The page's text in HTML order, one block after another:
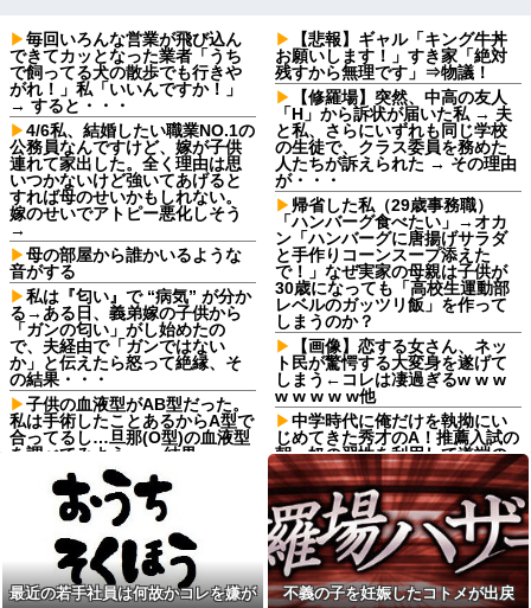
毎回いろんな営業が飛び込ん
できてカッとなった業者「うち
で飼ってる犬の散歩でも行きや
がれ！」私「いいんですか！」
→ すると・・・
4/6私、結婚したい職業NO.1の
公務員なんですけど、嫁が子供
連れて家出した。全く理由は思
いつかないけど強いてあげると
すれば母のせいかもしれない。
嫁のせいでアトピー悪化しそう
→
母の部屋から誰かいるような
音がする
私は『匂い』で “病気” が分か
る→ある日、義弟嫁の子供から
「ガンの匂い」がし始めたの
で、夫経由で「ガンではない
か」と伝えたら怒って絶縁、そ
の結果・・・
子供の血液型がAB型だった。
私は手術したことあるからA型で
合ってるし…旦那(O型)の血液型
を調べてみよう」→ 結果・・・
【悲報】 ヒコロヒー コンビニ
で割引おにぎりは〝絶対買わな
い〟理由で炎上ｗｗｗ
【画像】こんな感じのクルマ
で車中泊旅したいよな？？？
【画像】俺たちの姫本田望
結、久しぶりに画像を投稿した
【悲報】ギャル「キング牛丼
お願いします！」すき家「絶対
残すから無理です」⇒物議！
【修羅場】突然、中高の友人
「H」から訴状が届いた私 → 夫
と私、さらにいずれも同じ学校
の生徒で、クラス委員を務めた
人たちが訴えられた → その理由
が・・・
帰省した私（29歳事務職）
「ハンバーグ食べたい」→オカ
ン「ハンバーグに唐揚げサラダ
と手作りコーンスープ添えた
で！」なぜ実家の母親は子供が
30歳になっても「高校生運動部
レベルのガッツリ飯」を作って
しまうのか？
【画像】恋する女さん、ネッ
ト民が驚愕する大変身を遂げて
しまう←コレは凄過ぎるw w w
w w w w w他
中学時代に俺だけを執拗にい
じめてきた秀才のA！推薦入試の
朝、奴の習性を利用して道端の
ガラス破片を踏ませて自転車を
パンクさせたｗｗｗざまぁｗｗ
ｗｗｗｗ
【悲報】新NISA33歳で満額埋
め終わるワイ人生アガリの模様
飛行開発実験団のF-2戦闘機に
大型の謎ミサイル…ステルス性
と射程1000kmを誇る「最新鋭の
最近の若手社員は何故かコレを嫌が
不義の子を妊娠したコトメが出戻